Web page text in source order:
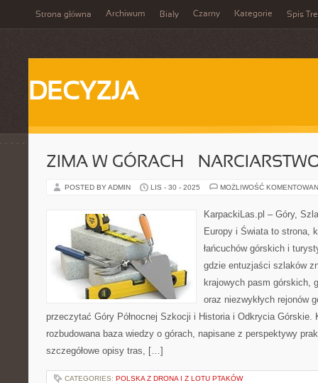
Strona główna Archiwum Biały Czarny Kategorie Spis
DECYZJA
ZIMA W GÓRACH –
POSTED BY ADMIN LIS - 30 - 2025 MOŻLIWOŚĆ
KarpackiLas.pl – Góry,
Europy i Świata to strona,
łańcuchów górskich i
gdzie entuzjaści szlaków
krajowych pasm górskich,
oraz niezwykłych rejonów
przeczytać Góry Północnej Szkocji i Historia i Odkrycia Górskie.
rozbudowana baza wiedzy o górach, napisane z perspektywy
szczegółowe opisy tras, […]
CATEGORIES: POLSKA Z DRONA I Z LOTU PTAKÓW